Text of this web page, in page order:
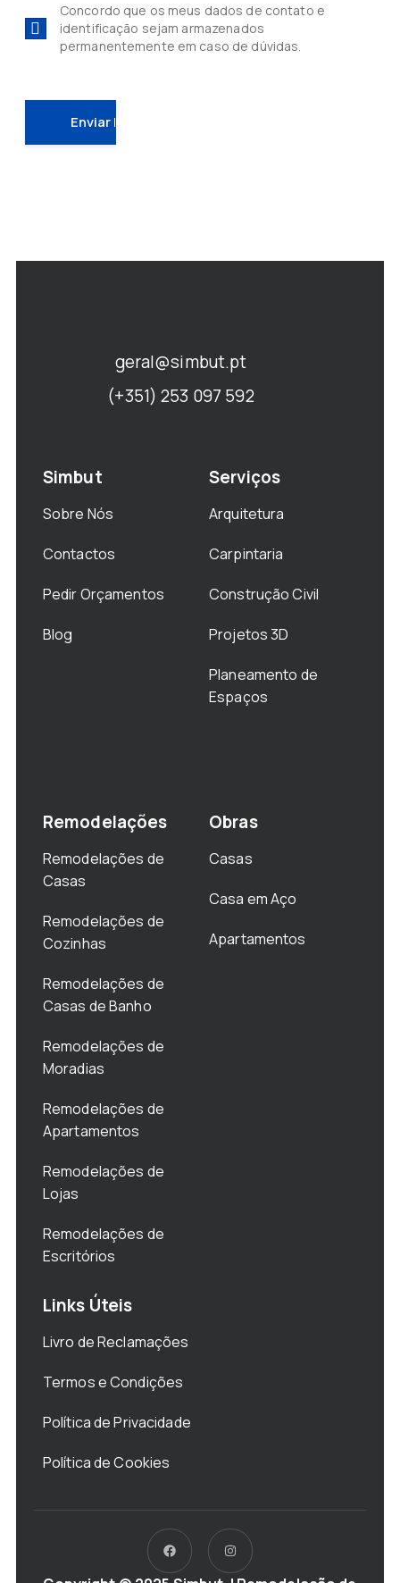
Concordo que os meus dados de contato e
identificação sejam armazenados
permanentemente em caso de dúvidas.
geral@simbut.pt
(+351) 253 097 592
Simbut
Sobre Nós
Contactos
Pedir Orçamentos
Blog
Serviços
Arquitetura
Carpintaria
Construção Civil
Projetos 3D
Planeamento de
Espaços
Remodelações
Remodelações de
Casas
Remodelações de
Cozinhas
Remodelações de
Casas de Banho
Remodelações de
Moradias
Remodelações de
Apartamentos
Remodelações de
Lojas
Remodelações de
Escritórios
Obras
Casas
Casa em Aço
Apartamentos
Links Úteis
Livro de Reclamações
Termos e Condições
Política de Privacidade
Política de Cookies